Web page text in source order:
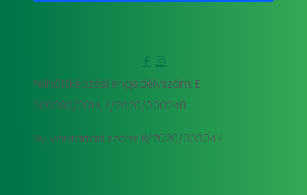
Felnőttképzési engedélyszám: E-
000293/2014, E/2020/000248
Nyilvántartási szám: B/2020/003047